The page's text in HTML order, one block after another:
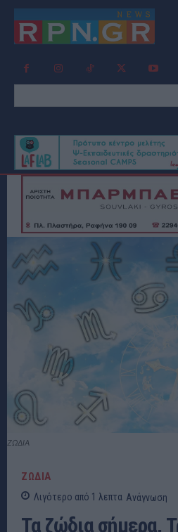
ΖΩΔΙΑ
ΖΩΔΙΑ
Λιγότερο από 1 λεπτα Ανάγνωση
Τα ζώδια σήμερα,